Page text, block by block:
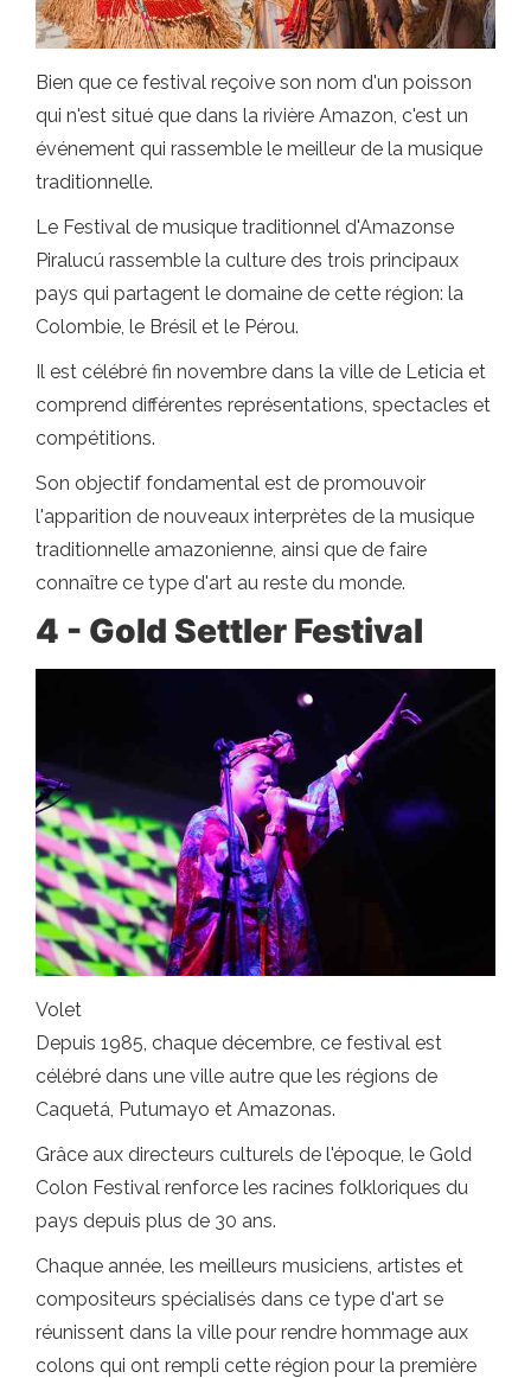
Bien que ce festival reçoive son nom d'un poisson
qui n'est situé que dans la rivière Amazon, c'est un
événement qui rassemble le meilleur de la musique
traditionnelle.
Le Festival de musique traditionnel d'Amazonse
Piralucú rassemble la culture des trois principaux
pays qui partagent le domaine de cette région: la
Colombie, le Brésil et le Pérou.
Il est célébré fin novembre dans la ville de Leticia et
comprend différentes représentations, spectacles et
compétitions.
Son objectif fondamental est de promouvoir
l'apparition de nouveaux interprètes de la musique
traditionnelle amazonienne, ainsi que de faire
connaître ce type d'art au reste du monde.
4 - Gold Settler Festival
Volet
Depuis 1985, chaque décembre, ce festival est
célébré dans une ville autre que les régions de
Caquetá, Putumayo et Amazonas.
Grâce aux directeurs culturels de l'époque, le Gold
Colon Festival renforce les racines folkloriques du
pays depuis plus de 30 ans.
Chaque année, les meilleurs musiciens, artistes et
compositeurs spécialisés dans ce type d'art se
réunissent dans la ville pour rendre hommage aux
colons qui ont rempli cette région pour la première